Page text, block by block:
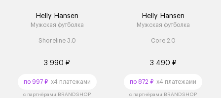
Helly Hansen
Мужская футболка
Shoreline 3.0
3 990 ₽
по 997 ₽x4 платежами
с партнёрами BRANDSHOP
Helly Hansen
Мужская футболка
Core 2.0
3 490 ₽
по 872 ₽ x4 платежами
с партнёрами BRANDSHOP